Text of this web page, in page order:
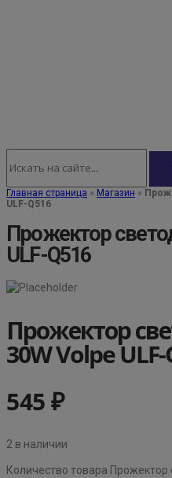
Главная страница » Магазин »
ULF-Q516
Прожектор
ULF-Q516
Прожектор
30W Volpe
545₽
2 в наличии
Количество товара Прожектор